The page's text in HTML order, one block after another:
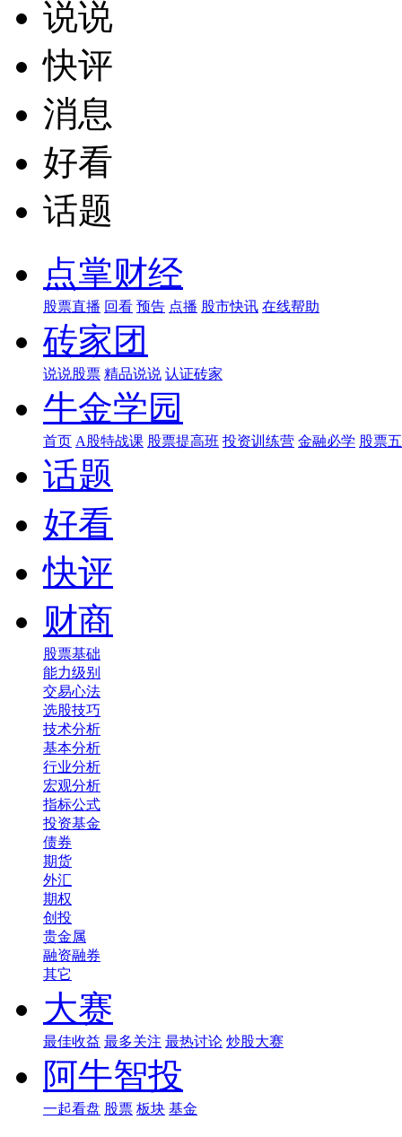
说说
快评
消息
好看
话题
点掌财经
股票直播 回看 预告 点播 股市快讯 在线帮助
砖家团
说说股票 精品说说 认证砖家
牛金学园
首页 A股特战课 股票提高班 投资训练营 金融必学 股票
话题
好看
快评
财商
股票基础
能力级别
交易心法
选股技巧
技术分析
基本分析
行业分析
宏观分析
指标公式
投资基金
债券
期货
外汇
期权
创投
贵金属
融资融券
其它
大赛
最佳收益 最多关注 最热讨论 炒股大赛
阿牛智投
一起看盘 股票 板块 基金